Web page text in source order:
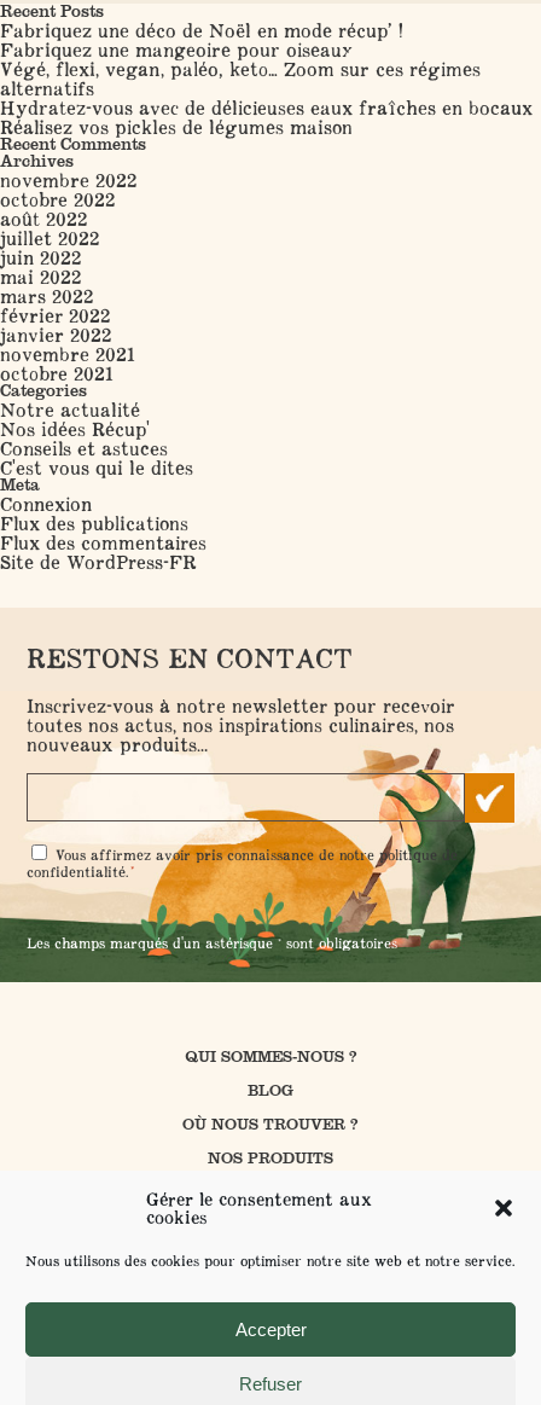
Gérer le consentement aux
cookies
Nous utilisons des cookies pour optimiser notre site web et notre service.
Accepter
Refuser
Recent Posts
Fabriquez une déco de Noël en mode récup’ !
Fabriquez une mangeoire pour oiseaux
Végé, flexi, vegan, paléo, keto… Zoom sur ces régimes
alternatifs
Hydratez-vous avec de délicieuses eaux fraîches en bocaux
Réalisez vos pickles de légumes maison
Recent Comments
Archives
novembre 2022
octobre 2022
août 2022
juillet 2022
juin 2022
mai 2022
mars 2022
février 2022
janvier 2022
novembre 2021
octobre 2021
Categories
Notre actualité
Nos idées Récup'
Conseils et astuces
C'est vous qui le dites
Meta
Connexion
Flux des publications
Flux des commentaires
Site de WordPress-FR
RESTONS EN CONTACT
Inscrivez-vous à notre newsletter pour recevoir
toutes nos actus, nos inspirations culinaires, nos
nouveaux produits...
RGPD
*
Vous affirmez avoir pris connaissance de notrepolitique de
confidentialité.*
Les champs marqués d'un astérisque * sont obligatoires
QUI SOMMES-NOUS ?
BLOG
OÙ NOUS TROUVER ?
NOS PRODUITS
CUISINER AVEC PROSAIN
NOS ENGAGEMENTS
CONTACT
ENVOYER VOS SUGGESTIONS
MENTIONS LÉGALES ET POLITIQUE DE CONFIDENTIALITÉ